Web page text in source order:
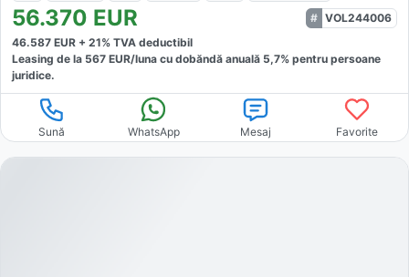
56.370 EUR
VOL244006
46.587 EUR + 21% TVA deductibil
Leasing de la 567 EUR/luna cu dobăndă anuală 5,7% pentru persoane
juridice.
Sună WhatsApp Mesaj Favorite